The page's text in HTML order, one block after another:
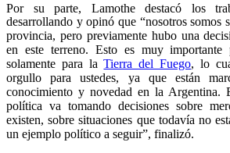
Por su parte, Lamothe destacó los
desarrollando y opinó que “nosotros somos
provincia, pero previamente hubo una
en este terreno. Esto es muy
solamente para laTierra del Fuego, lo
orgullo para ustedes, ya que están
conocimiento y novedad en la Argentina.
política va tomando decisiones sobre
existen, sobre situaciones que todavía no
un ejemplo político a seguir”, finalizó.